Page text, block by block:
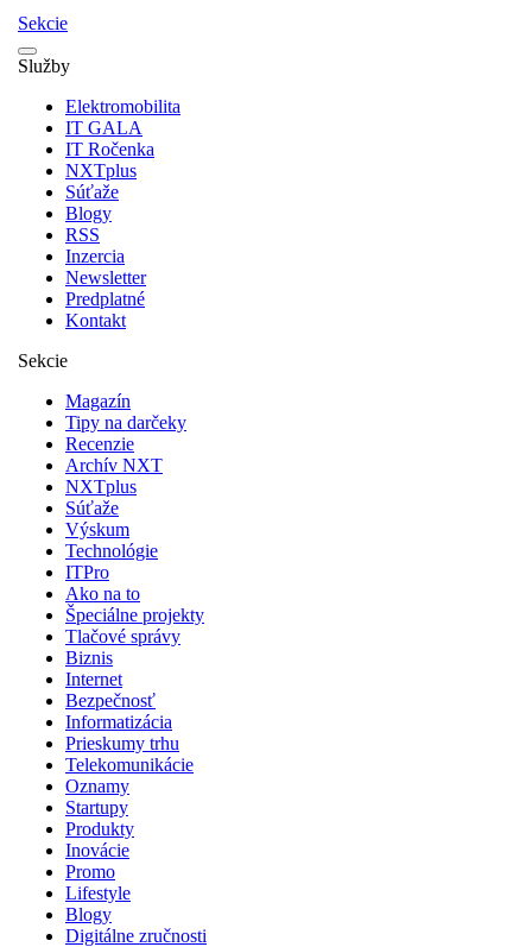
Sekcie
Služby
Elektromobilita
IT GALA
IT Ročenka
NXTplus
Súťaže
Blogy
RSS
Inzercia
Newsletter
Predplatné
Kontakt
Sekcie
Magazín
Tipy na darčeky
Recenzie
Archív NXT
NXTplus
Súťaže
Výskum
Technológie
ITPro
Ako na to
Špeciálne projekty
Tlačové správy
Biznis
Internet
Bezpečnosť
Informatizácia
Prieskumy trhu
Telekomunikácie
Oznamy
Startupy
Produkty
Inovácie
Promo
Lifestyle
Blogy
Digitálne zručnosti